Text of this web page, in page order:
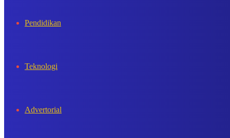
Pendidikan
Teknologi
Advertorial